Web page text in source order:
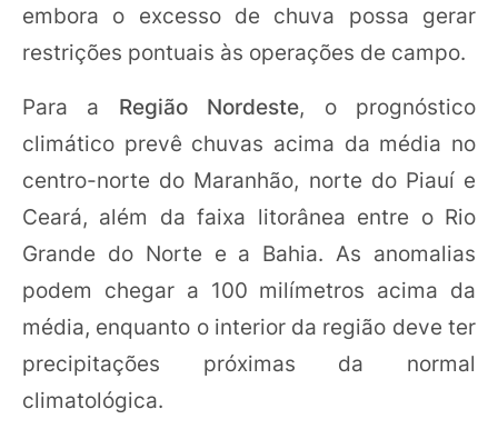
embora o excesso de chuva possa gerar
restrições pontuais às operações de campo.
Para a Região Nordeste, o prognóstico
climático prevê chuvas acima da média no
centro-norte do Maranhão, norte do Piauí e
Ceará, além da faixa litorânea entre o Rio
Grande do Norte e a Bahia. As anomalias
podem chegar a 100 milímetros acima da
média, enquanto o interior da região deve ter
precipitações próximas da normal
climatológica.